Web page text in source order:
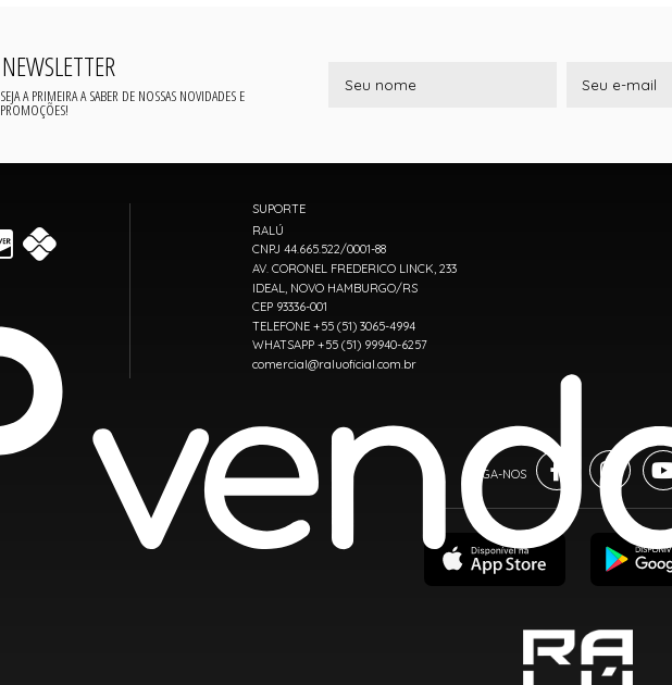
NEWSLETTER
SEJA A PRIMEIRA A SABER DE NOSSAS NOVIDADES E
PROMOÇÕES!
SUPORTE
RALÚ
CNPJ 44.665.522/0001-88
AV. CORONEL FREDERICO LINCK, 233
IDEAL, NOVO HAMBURGO/RS
CEP 93336-001
TELEFONE +55 (51) 3065-4994
WHATSAPP +55 (51) 99940-6257
comercial@raluoficial.com.br